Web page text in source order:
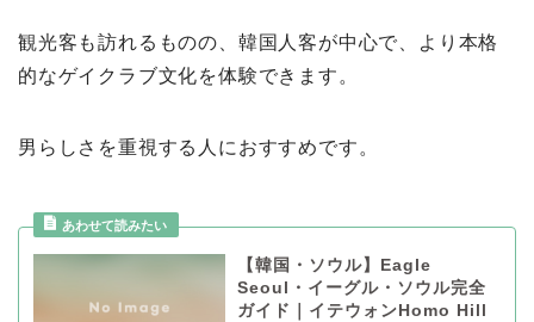
観光客も訪れるものの、韓国人客が中心で、より本格
的なゲイクラブ文化を体験できます。
男らしさを重視する人におすすめです。
【韓国・ソウル】Eagle
Seoul・イーグル・ソウル完全
ガイド｜イテウォンHomo Hill